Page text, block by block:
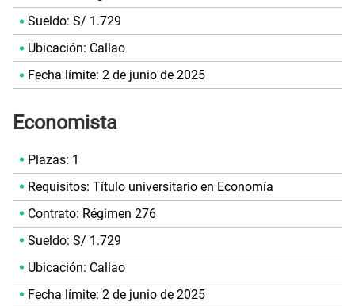
Sueldo: S/ 1.729
Ubicación: Callao
Fecha límite: 2 de junio de 2025
Economista
Plazas: 1
Requisitos: Título universitario en Economía
Contrato: Régimen 276
Sueldo: S/ 1.729
Ubicación: Callao
Fecha límite: 2 de junio de 2025